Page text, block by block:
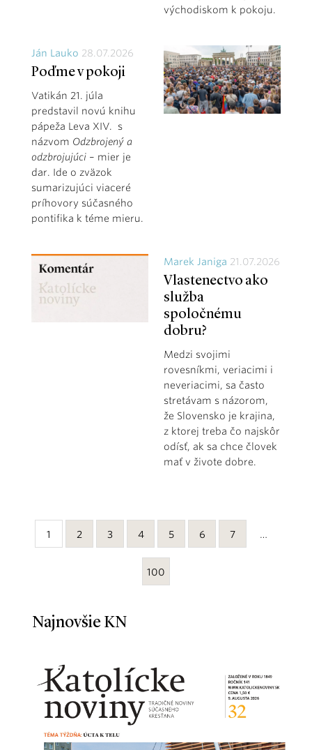
východiskom k pokoju.
Ján Lauko 28.07.2026
Poďme v pokoji
Vatikán 21. júla
predstavil novú knihu
pápeža Leva XIV. s
názvom Odzbrojený a
odzbrojujúci – mier je
dar. Ide o zväzok
sumarizujúci viaceré
príhovory súčasného
pontifika k téme mieru.
Marek Janiga 21.07.2026
Vlastenectvo ako
služba
spoločnému
dobru?
Medzi svojimi
rovesníkmi, veriacimi i
neveriacimi, sa často
stretávam s názorom,
že Slovensko je krajina,
z ktorej treba čo najskôr
odísť, ak sa chce človek
mať v živote dobre.
1 2 3 4 5 6 7 …
100
Najnovšie KN